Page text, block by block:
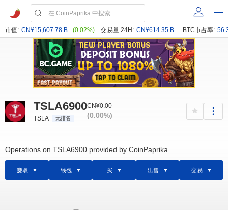
市值: CN¥15,607.78 B (0.02%) 交易量 24H: CN¥614.35 B BTC市占率:
TSLA6900
TSLA 无排名
CN¥0.00
(0.00%)
Operations on TSLA6900 provided by CoinPaprika
赚取 钱包 买 出售 交易